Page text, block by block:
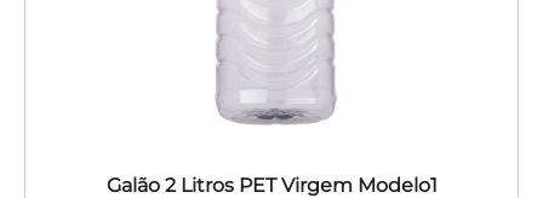
Galão 2 Litros PET Virgem Modelo1